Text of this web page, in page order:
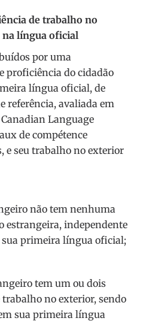
de trabalho no
língua oficial
por uma
proficiência do cidadão
língua oficial, de
referência, avaliada em
Language
de compétence
e seu trabalho no exterior
não tem nenhuma
estrangeira, independente
primeira língua oficial;
tem um ou dois
trabalho no exterior, sendo
sua primeira língua